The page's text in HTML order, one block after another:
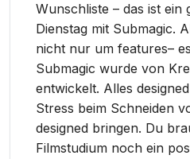
Wunschliste – das ist ein
Dienstag mit Submagic.
nicht nur um features–
Submagic wurde von
entwickelt. Alles
Stress beim Schneiden
designed bringen. Du
Filmstudium noch ein